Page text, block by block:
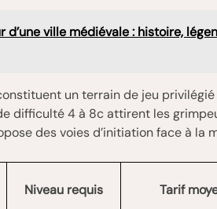
ville médiévale : histoire,
un terrain de jeu
difficulté 4 à 8c attirent les
des voies d’initiation face à la
Niveau requis Tarif